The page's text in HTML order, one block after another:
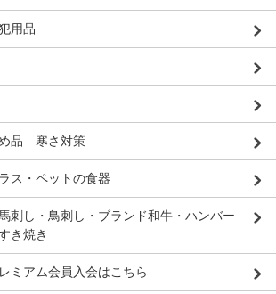
用品
品 寒さ対策
ス・ペットの食器
刺し・鳥刺し・ブランド和牛・ハンバー
き焼き
ミアム会員入会はこちら